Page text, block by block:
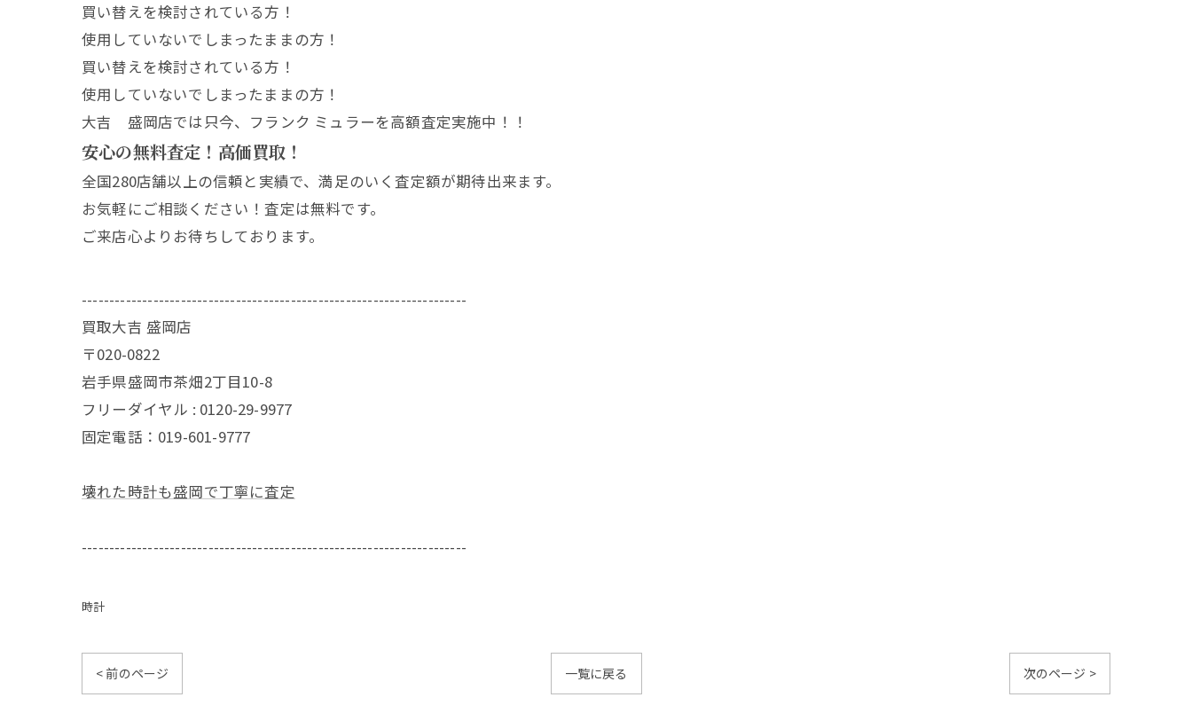
買い替えを検討されている方！
使用していないでしまったままの方！
買い替えを検討されている方！
使用していないでしまったままの方！
大吉 盛岡店では只今、フランク ミュラーを高額査定実施中！！
安心の無料査定！高価買取！
全国280店舗以上の信頼と実績で、満足のいく査定額が期待出来ます。
お気軽にご相談ください！査定は無料です。
ご来店心よりお待ちしております。
----------------------------------------------------------------------
買取大吉 盛岡店
〒020-0822
岩手県盛岡市茶畑2丁目10-8
フリーダイヤル : 0120-29-9977
固定電話：019-601-9777
壊れた時計も盛岡で丁寧に査定
----------------------------------------------------------------------
時計
< 前のページ 一覧に戻る 次のページ >